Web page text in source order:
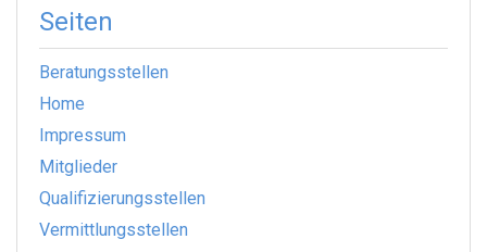
Seiten
Beratungsstellen
Home
Impressum
Mitglieder
Qualifizierungsstellen
Vermittlungsstellen